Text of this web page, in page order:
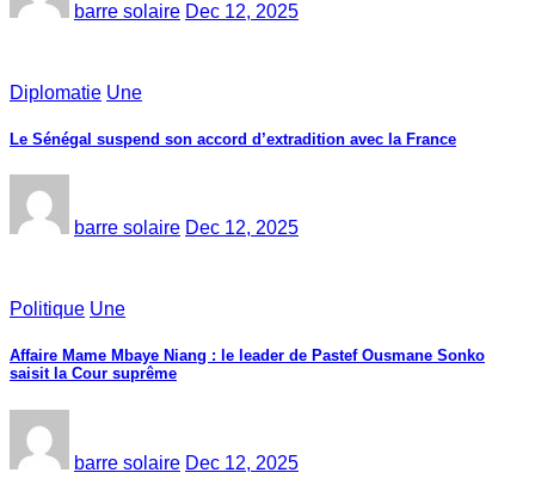
barre solaire Dec 12, 2025
Diplomatie Une
Le Sénégal suspend son accord d’extradition avec la France
barre solaire Dec 12, 2025
Politique Une
Affaire Mame Mbaye Niang : le leader de Pastef Ousmane Sonko
saisit la Cour suprême
barre solaire Dec 12, 2025